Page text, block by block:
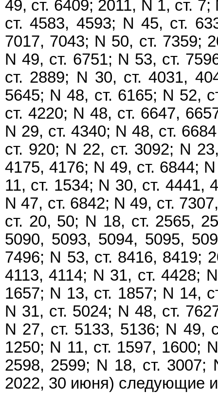
49, ст. 6409; 2011, N 1, ст.
ст. 4583, 4593; N 45, ст.
7017, 7043; N 50, ст. 7359;
N 49, ст. 6751; N 53, ст.
ст. 2889; N 30, ст. 4031,
5645; N 48, ст. 6165; N 52,
ст. 4220; N 48, ст. 6647,
N 29, ст. 4340; N 48, ст.
ст. 920; N 22, ст. 3092; N
4175, 4176; N 49, ст. 6844;
11, ст. 1534; N 30, ст. 4441,
N 47, ст. 6842; N 49, ст.
ст. 20, 50; N 18, ст. 2565,
5090, 5093, 5094, 5095,
7496; N 53, ст. 8416, 8419;
4113, 4114; N 31, ст. 4428;
1657; N 13, ст. 1857; N 14,
N 31, ст. 5024; N 48, ст.
N 27, ст. 5133, 5136; N 49,
1250; N 11, ст. 1597, 1600;
2598, 2599; N 18, ст. 3007;
2022, 30 июня) следующие